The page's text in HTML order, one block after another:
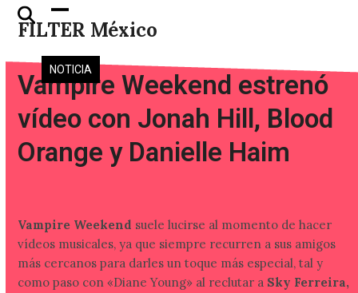
Skip
FILTER México
Open
mobile
menu
Close
mobile
menu
NOTICIA
Vampire Weekend estrenó
vídeo con Jonah Hill, Blood
Orange y Danielle Haim
Vampire Weekend suele lucirse al momento de hacer
vídeos musicales, ya que siempre recurren a sus amigos
más cercanos para darles un toque más especial, tal y
como paso con «Diane Young» al reclutar a Sky Ferreira,